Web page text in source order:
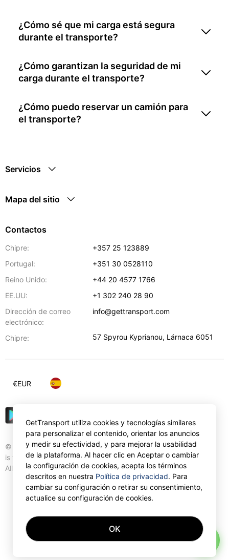
¿Cómo sé que mi carga está segura
durante el transporte?
¿Cómo garantizan la seguridad de mi
carga durante el transporte?
¿Cómo puedo reservar un camión para
el transporte?
Servicios
Mapa del sitio
Contactos
Chipre:
+357 25 123889
Portugal:
+351 30 0528110
Reino Unido:
+44 20 4577 1766
EE.UU:
+1 302 240 28 90
Dirección de correo
electrónico:
info@gettransport.com
Chipre: 57 Spyrou Kyprianou, Lárnaca 6051
© Gettransport International Limited. GetTransport®
is trademark of Gettransport International Limited.
All rights reserved.
€EUR
GetTransport utiliza cookies y tecnologías similares
para personalizar el contenido, orientar los anuncios
y medir su efectividad, y para mejorar la usabilidad
de la plataforma. Al hacer clic en Aceptar o cambiar
la configuración de cookies, acepta los términos
descritos en nuestra Política de privacidad. Para
cambiar su configuración o retirar su consentimiento,
actualice su configuración de cookies.
OK
AI